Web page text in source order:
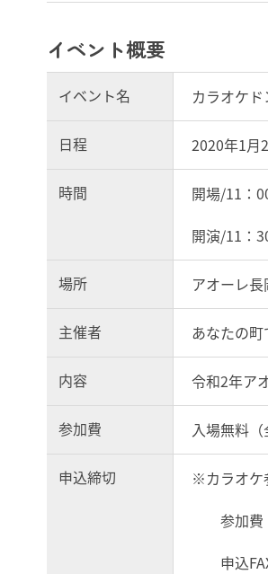
イベント概要
イベント名 カラオケ
日程 2020年1月
時間
開場/11：
開演/11：
場所 アオーレ
主催者 あなたの
内容 令和2年ア
参加費 入場無料
申込締切
※カラオケ
参加費
申込